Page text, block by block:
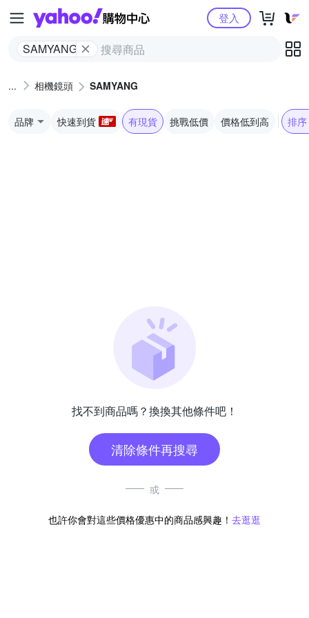
Yahoo購物中心
SAMYANG
登入
相機鏡頭 SAMYANG
品牌 快速到貨 有現貨 挑戰低價 價格低到高 排序
找不到商品嗎？換換其他條件吧！
清除條件再搜尋
或
也許你會對這些價格優惠中的商品感興趣！ 去逛逛